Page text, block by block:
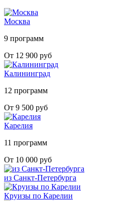
Москва
9 программ
От 12 900 руб
Калининград
12 программ
От 9 500 руб
Карелия
11 программ
От 10 000 руб
из Санкт-Петербурга
Круизы по Карелии